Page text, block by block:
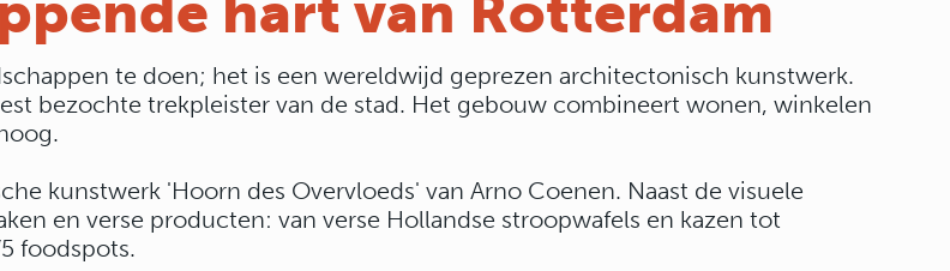
te doen; het is een wereldwijd geprezen architectonisch kunstwerk.
bezochte trekpleister van de stad. Het gebouw combineert wonen, winkelen
kunstwerk 'Hoorn des Overvloeds' van Arno Coenen. Naast de visuele
en verse producten: van verse Hollandse stroopwafels en kazen tot
foodspots.